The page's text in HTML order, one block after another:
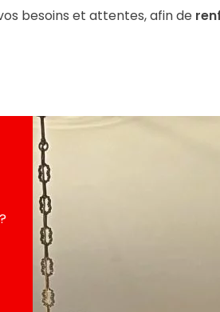
besoins et attentes, afin de